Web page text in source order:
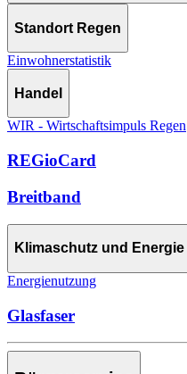
Standort Regen
Einwohnerstatistik
Handel
WIR - Wirtschaftsimpuls Regen
REGioCard
Breitband
Klimaschutz und Energie
Energienutzung
Glasfaser